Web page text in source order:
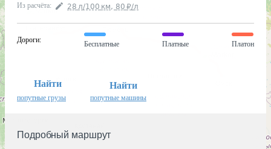
Из расчёта: 28 л/100 км, 80 ₽/л
Дороги:
Бесплатные Платные Платон
Найти
попутные грузы
Найти
попутные машины
Подробный маршрут